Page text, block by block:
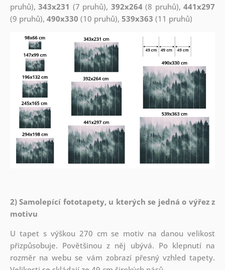
pruhů),343x231 (7 pruhů), 392x264(8 pruhů),441x297
(9 pruhů), 490x330 (10 pruhů), 539x363 (11 pruhů)
2) Samolepící fototapety, u kterých se jedná o výřez z
motivu
U tapet s výškou 270 cm se motiv na danou velikost
přizpůsobuje. Povětšinou z něj ubývá. Po klepnutí na
rozměr na webu se vám zobrazí přesný vzhled tapety.